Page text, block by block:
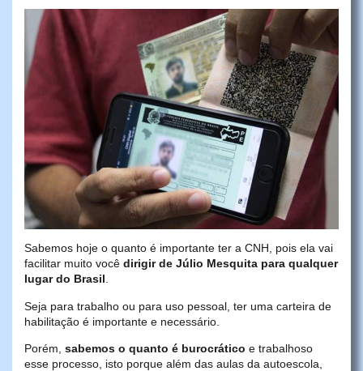
Sabemos hoje o quanto é importante ter a CNH, pois ela vai
facilitar muito você dirigir de Júlio Mesquita para qualquer
lugar do Brasil.
Seja para trabalho ou para uso pessoal, ter uma carteira de
habilitação é importante e necessário.
Porém, sabemos o quanto é burocrático e trabalhoso
esse processo, isto porque além das aulas da autoescola,